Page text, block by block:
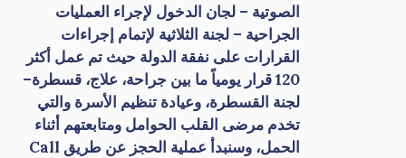
الصوتية – لجان الدخول لإجراء العمليات
الجراحية – لجنة الثلاثية لإتمام إجراءات
القرارات على نفقة الدولة حيث تم عمل أكثر
120 قرار يومياً ما بين جراحة، علاج، قسطرة–
لجنة القسطرة، وعيادة تنظيم الأسرة والتي
تخدم مرضى القلب الحوامل ومتابعتهم أثناء
الحمل، وسنبدأ عملية الحجز عن طريق Call